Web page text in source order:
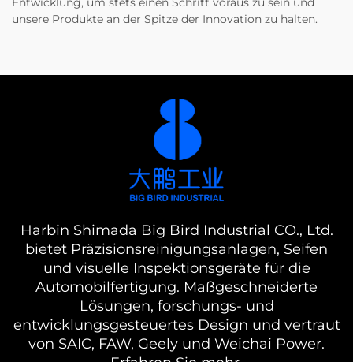
unsere Produkte an der Spitze der Innovation zu halten.
Harbin Shimada Big Bird Industrial CO., Ltd.
bietet Präzisionsreinigungsanlagen, Seifen
und visuelle Inspektionsgeräte für die
Automobilfertigung. Maßgeschneiderte
Lösungen, forschungs- und
entwicklungsgesteuertes Design und vertraut
von SAIC, FAW, Geely und Weichai Power.